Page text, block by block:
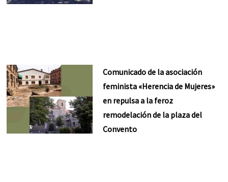
Comunicado de la asociación
feminista «Herencia de Mujeres»
en repulsa a la feroz
remodelación de la plaza del
Convento